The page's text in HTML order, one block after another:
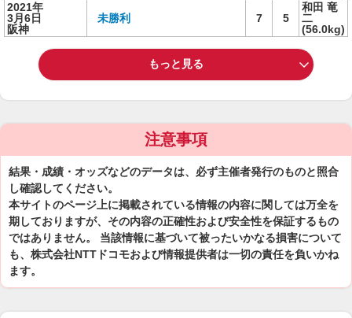
2021年
3月6日
阪神
未勝利 7 5
和田 竜
二
(56.0kg)
もっと見る
注意事項
結果・成績・オッズなどのデータは、必ず主催者発行のものと照合
し確認してください。
本サイトのページ上に掲載されている情報の内容に関しては万全を
期しておりますが、その内容の正確性および安全性を保証するもの
ではありません。 当該情報に基づいて被ったいかなる損害について
も、株式会社NTTドコモおよび情報提供者は一切の責任を負いかね
ます。